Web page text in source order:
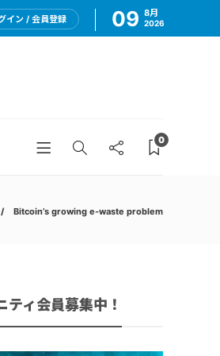
イン / 会員登録 09 8月
2026
0
Bitcoin’s growing e-waste problem
ティ会員募集中！